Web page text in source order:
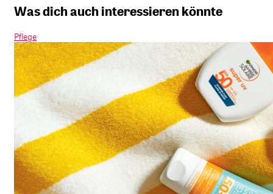
Was dich auch interessieren könnte
Pflege